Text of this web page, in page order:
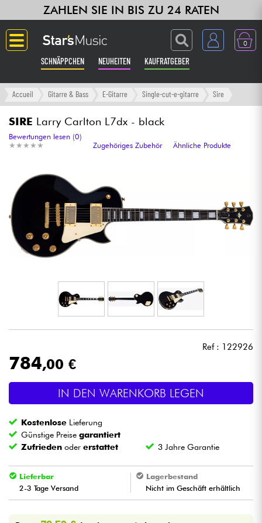
ZAHLEN SIE IN BIS ZU 24 RATEN
0
SCHNÄPPCHEN NEUHEITEN KAUFRATGEBER
Langue
Gitarre & Bass
Verstärker & Effekte
Klaviere & Piano
Synths & samplers
Studio
Mikros
Live-Sound
Licht
Drums
Violinen & Quartett
Accueil Gitarre & Bass E-Gitarre Single-cut-e-gitarre Sire
SIRE Larry Carlton L7dx - black
★ ★ ★ ★ ★
★ ★ ★ ★ ★
Bewertungen lesen (0)
Zugehöriges Zubehör
Ähnliche Produkte
Ref : 122926
784,00 €
IN DEN WARENKORB LEGEN
Kostenlose Lieferung
Günstige Preisegarantiert
Zufrieden odererstattet 3 Jahre Garantie
Lieferbar
2-3 Tage Versand
Lagerbestand
Nicht im Geschäft erhältlich